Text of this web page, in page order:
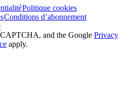
Politique cookies
Conditions d’abonnement
and the Google Privacy
apply.